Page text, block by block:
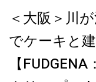
＜大阪＞川
でケーキと
【